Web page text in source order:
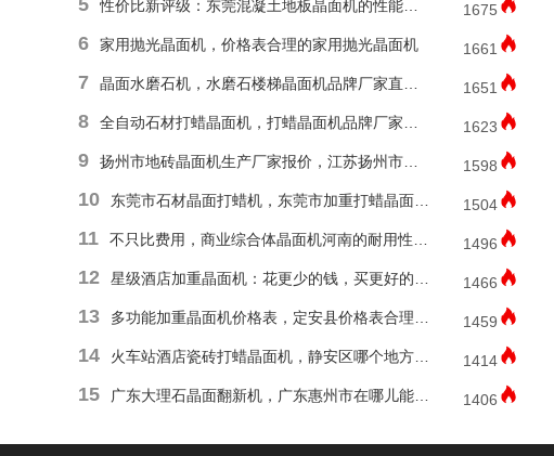
5 1675
6 家用抛光晶面机，价格表合理的家用抛光晶面机 1661
7 1651
8 1623
9 1598
10 1504
11 1496
12 1466
13 1459
14 1414
15 1406